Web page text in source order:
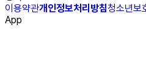
이용약관개인정보처리방침청소년보
App